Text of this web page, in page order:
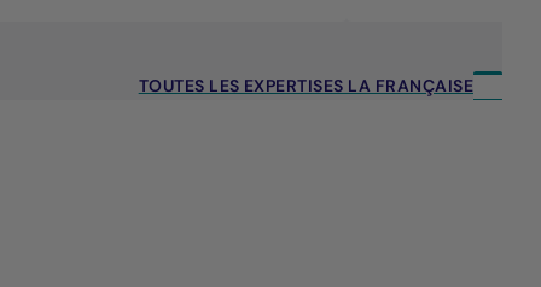
TOUTES LES EXPERTISES LA FRANÇAISE